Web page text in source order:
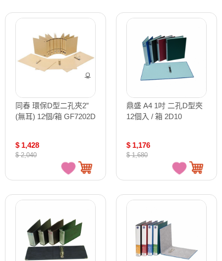
同春 環保D型二孔夾2”
(無耳) 12個/箱 GF7202D
$ 1,428
$ 2,040
鼎盛 A4 1吋 二孔D型夾
12個入 / 箱 2D10
$ 1,176
$ 1,680